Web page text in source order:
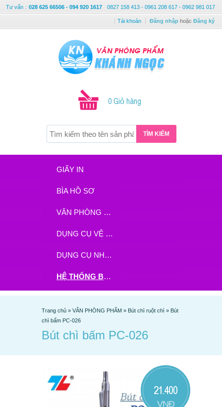
Tư vấn : 028 625 66506 - 094 920 1617 0827 158 413 - 0961 208 617 - 0962 981 017
Tài khoản Đăng nhập hoặc Đăng ký
0 Giỏ hàng
TÌM KIẾM
GIẤY IN
BÌA HỒ SƠ
VĂN PHÒNG PHẨM
DỤNG CỤ VỆ SINH
DỤNG CỤ NHÀ BẾP
HỆ THỐNG BHX - TGDĐ ĐẶT HÀNG TẠI ĐÂY
Trang chủ » VĂN PHÒNG PHẨM » Bút chì ruột chì » Bút
chì bấm PC-026
Bút chì bấm PC-026
21.400
VNĐ